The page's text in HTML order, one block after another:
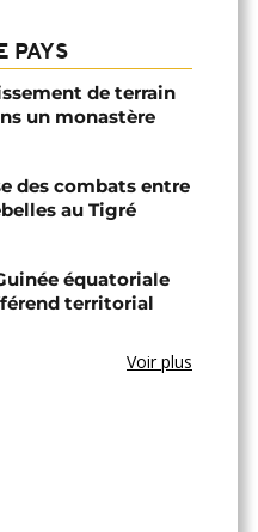
PAYS
de terrain
un monastère
des combats entre
au Tigré
équatoriale
territorial
Voir plus